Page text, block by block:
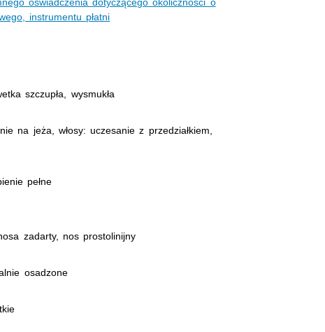
instrumentu płatni
szczupła, wysmukła
na jeża, włosy: uczesanie z przedziałkiem,
pełne
zadarty, nos prostolinijny
osadzone